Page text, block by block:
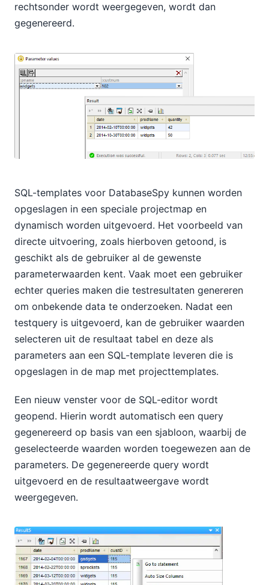
rechtsonder wordt weergegeven, wordt dan
gegenereerd.
SQL-templates voor DatabaseSpy kunnen worden
opgeslagen in een speciale projectmap en
dynamisch worden uitgevoerd. Het voorbeeld van
directe uitvoering, zoals hierboven getoond, is
geschikt als de gebruiker al de gewenste
parameterwaarden kent. Vaak moet een gebruiker
echter queries maken die testresultaten genereren
om onbekende data te onderzoeken. Nadat een
testquery is uitgevoerd, kan de gebruiker waarden
selecteren uit de resultaat tabel en deze als
parameters aan een SQL-template leveren die is
opgeslagen in de map met projecttemplates.
Een nieuw venster voor de SQL-editor wordt
geopend. Hierin wordt automatisch een query
gegenereerd op basis van een sjabloon, waarbij de
geselecteerde waarden worden toegewezen aan de
parameters. De gegenereerde query wordt
uitgevoerd en de resultaatweergave wordt
weergegeven.